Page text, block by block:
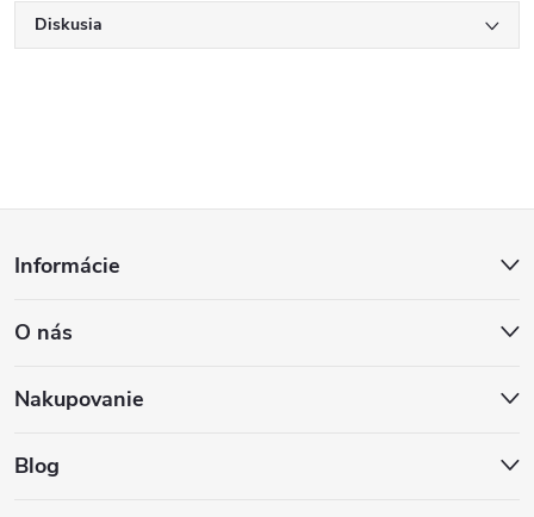
Diskusia
p
ä
Informácie
O nás
Nakupovanie
Blog